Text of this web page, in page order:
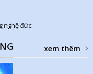
nghệ đức
xem thêm